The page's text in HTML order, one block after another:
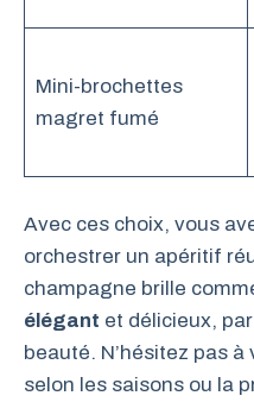
Mini-brochettes
magret fumé
Avec ces choix, vous
orchestrer un apéritif
champagne brille
élégant et délicieux,
beauté. N’hésitez pas
selon les saisons ou la